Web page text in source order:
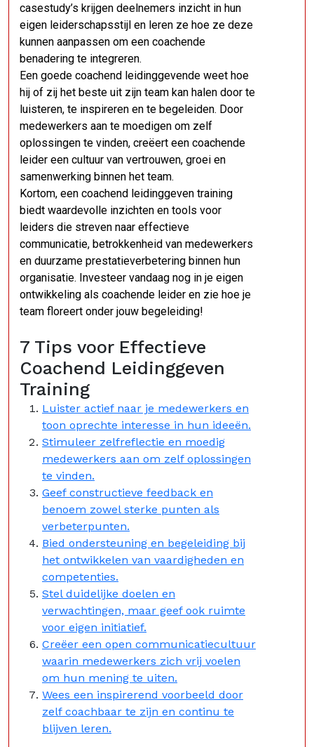
casestudy’s krijgen deelnemers inzicht in hun
eigen leiderschapsstijl en leren ze hoe ze deze
kunnen aanpassen om een coachende
benadering te integreren.
Een goede coachend leidinggevende weet hoe
hij of zij het beste uit zijn team kan halen door te
luisteren, te inspireren en te begeleiden. Door
medewerkers aan te moedigen om zelf
oplossingen te vinden, creëert een coachende
leider een cultuur van vertrouwen, groei en
samenwerking binnen het team.
Kortom, een coachend leidinggeven training
biedt waardevolle inzichten en tools voor
leiders die streven naar effectieve
communicatie, betrokkenheid van medewerkers
en duurzame prestatieverbetering binnen hun
organisatie. Investeer vandaag nog in je eigen
ontwikkeling als coachende leider en zie hoe je
team floreert onder jouw begeleiding!
7 Tips voor Effectieve
Coachend Leidinggeven
Training
Luister actief naar je medewerkers en
toon oprechte interesse in hun ideeën.
Stimuleer zelfreflectie en moedig
medewerkers aan om zelf oplossingen
te vinden.
Geef constructieve feedback en
benoem zowel sterke punten als
verbeterpunten.
Bied ondersteuning en begeleiding bij
het ontwikkelen van vaardigheden en
competenties.
Stel duidelijke doelen en
verwachtingen, maar geef ook ruimte
voor eigen initiatief.
Creëer een open communicatiecultuur
waarin medewerkers zich vrij voelen
om hun mening te uiten.
Wees een inspirerend voorbeeld door
zelf coachbaar te zijn en continu te
blijven leren.